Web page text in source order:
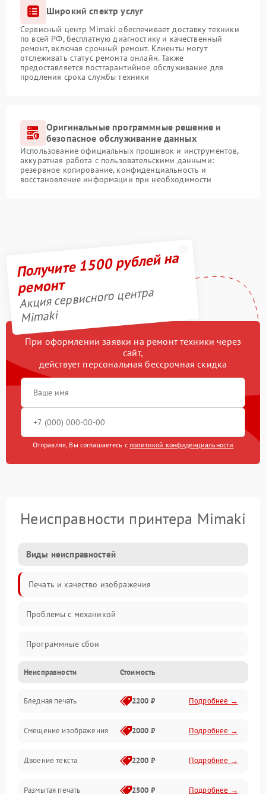
Широкий спектр услуг
Сервисный центр Mimaki обеспечивает доставку техники
по всей РФ, бесплатную диагностику и качественный
ремонт, включая срочный ремонт. Клиенты могут
отслеживать статус ремонта онлайн. Также
предоставляется постгарантийное обслуживание для
продления срока службы техники
Оригинальные программные решение и
безопасное обслуживание данных
Использование официальных прошивок и инструментов,
аккуратная работа с пользовательскими данными:
резервное копирование, конфиденциальность и
восстановление информации при необходимости
Получите 1500 рублей на
ремонт
Акция сервисного центра
Mimaki
При оформлении заявки на ремонт техники через
сайт,
действует персональная бессрочная скидка
Отправляя, Вы соглашаетесь с политикой конфиденциальности
Неисправности принтера Mimaki
Виды неисправностей
Печать и качество изображения
Проблемы с механикой
Программные сбои
Программные ошибки
Картриджи и расходники
Механика и узлы
Подключение и интерфейсы
Неисправности Стоимость
Бледная печать 2200 ₽ Подробнее →
Смещение изображения 2000 ₽ Подробнее →
Двоение текста 2200 ₽ Подробнее →
Размытая печать 2500 ₽ Подробнее →